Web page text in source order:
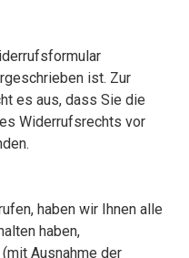
ist. Zur
es aus, dass Sie die
Widerrufsrechts vor
haben wir Ihnen alle
haben,
Ausnahme der